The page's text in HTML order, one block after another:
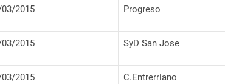
2015 Progreso
2015 SyD San Jose
2015 C.Entrerriano